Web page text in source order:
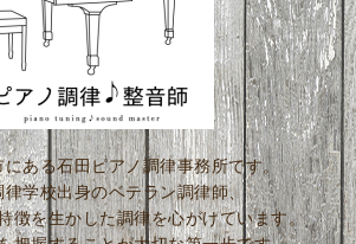
にある石田ピアノ調律事務所です。
律学校出身のベテラン調律師、
徴を生かした調律を心がけています。